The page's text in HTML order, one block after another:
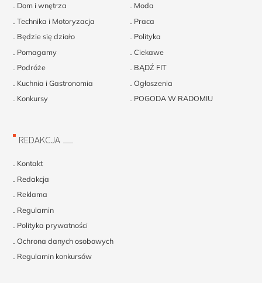
Dom i wnętrza
Moda
Technika i Motoryzacja
Praca
Będzie się działo
Polityka
Pomagamy
Ciekawe
Podróże
BĄDŹ FIT
Kuchnia i Gastronomia
Ogłoszenia
Konkursy
POGODA W RADOMIU
REDAKCJA
Kontakt
Redakcja
Reklama
Regulamin
Polityka prywatności
Ochrona danych osobowych
Regulamin konkursów